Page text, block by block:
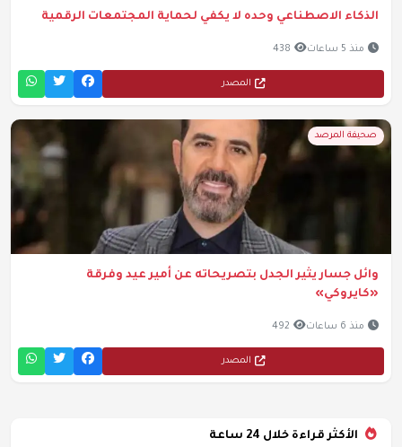
الذكاء الاصطناعي وحده لا يكفي لحماية المجتمعات الرقمية
منذ 5 ساعات 438
المصدر
صحيفة المرصد
وائل جسار يثير الجدل بتصريحاته عن أمير عيد وفرقة
«كايروكي»
منذ 6 ساعات 492
المصدر
الأكثر قراءة خلال 24 ساعة